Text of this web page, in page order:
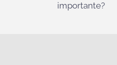
importante?